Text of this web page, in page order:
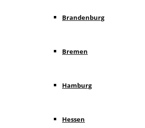
Brandenburg
Bremen
Hamburg
Hessen